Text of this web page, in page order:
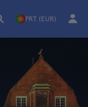
PRT (EUR)